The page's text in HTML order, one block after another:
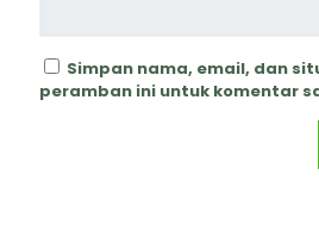
Simpan nama, email, dan
peramban ini untuk komentar